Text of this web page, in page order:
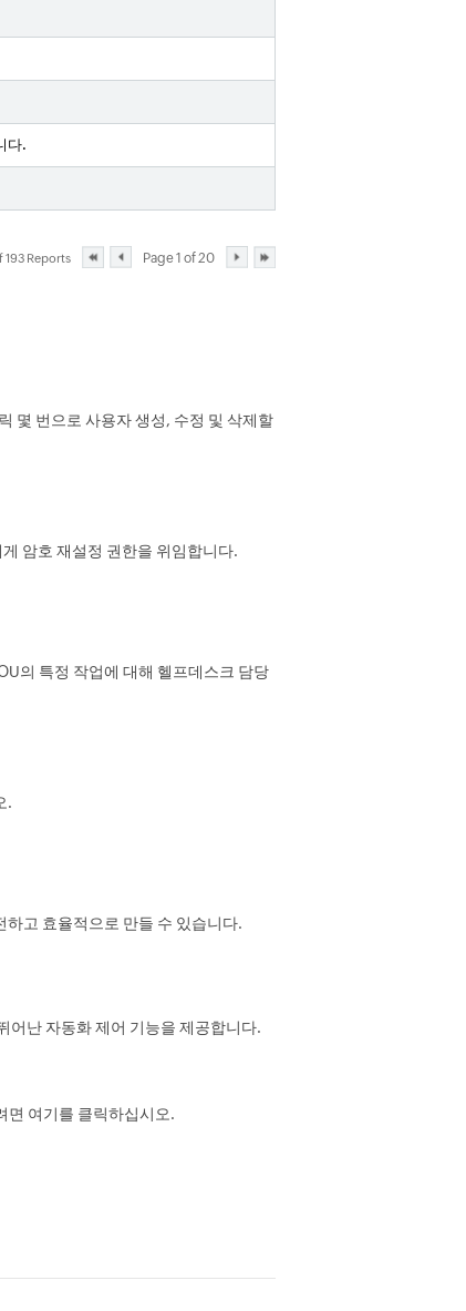
다.
193 Reports Page 1 of 20
몇 번으로 사용자 생성, 수정 및 삭제할
암호 재설정 권한을 위임합니다.
의 특정 작업에 대해 헬프데스크 담당
.
고 효율적으로 만들 수 있습니다.
어난 자동화 제어 기능을 제공합니다.
면 여기를 클릭하십시오.